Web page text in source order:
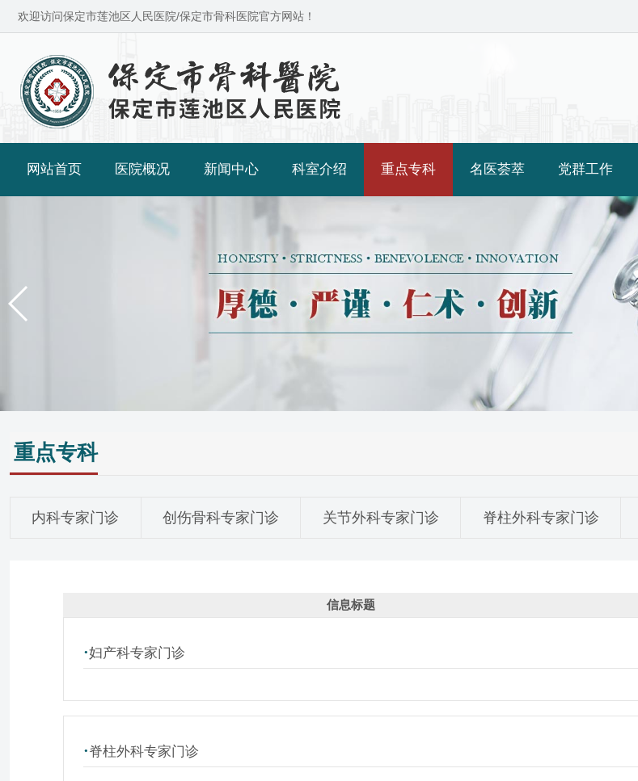
欢迎访问保定市莲池区人民医院/保定市骨科医院官方网站！
网站首页 医院概况 新闻中心 科室介绍 重点专科 名医荟萃 党群工作
重点专科
内科专家门诊 创伤骨科专家门诊 关节外科专家门诊 脊柱外科专家门诊
信息标题
·妇产科专家门诊
·脊柱外科专家门诊